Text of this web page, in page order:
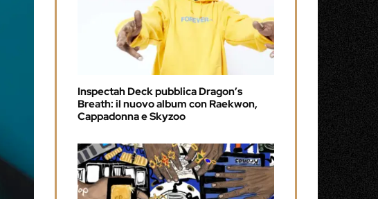
Inspectah Deck pubblica Dragon’s
Breath: il nuovo album con Raekwon,
Cappadonna e Skyzoo